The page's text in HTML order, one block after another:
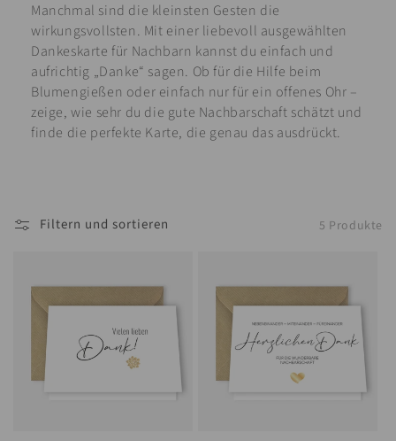
Manchmal sind die kleinsten Gesten die
wirkungsvollsten. Mit einer liebevoll ausgewählten
Dankeskarte für Nachbarn kannst du einfach und
aufrichtig „Danke“ sagen. Ob für die Hilfe beim
Blumengießen oder einfach nur für ein offenes Ohr –
zeige, wie sehr du die gute Nachbarschaft schätzt und
finde die perfekte Karte, die genau das ausdrückt.
Filtern und sortieren 5 Produkte